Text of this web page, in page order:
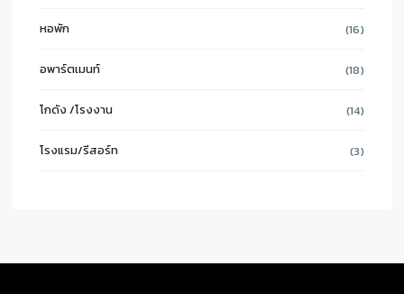
หอพัก (16)
อพาร์ตเมนท์ (18)
โกดัง /โรงงาน (14)
โรงแรม/รีสอร์ท (3)